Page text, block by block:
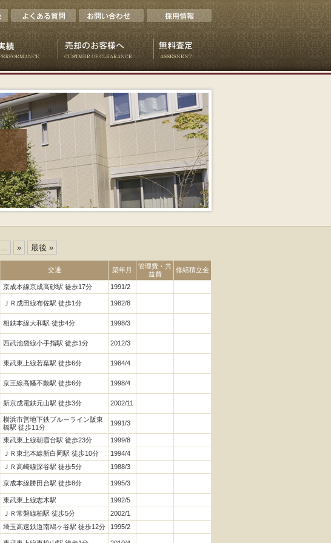
... » 最後 »
交通 築年月
管理費・共
益費
修繕積立金
京成本線京成高砂駅 徒歩17分 1991/2
ＪＲ成田線布佐駅 徒歩1分 1982/8
相鉄本線大和駅 徒歩4分 1998/3
西武池袋線小手指駅 徒歩1分 2012/3
東武東上線若葉駅 徒歩6分 1984/4
京王線高幡不動駅 徒歩6分 1998/4
新京成電鉄元山駅 徒歩3分 2002/11
横浜市営地下鉄ブルーライン阪東
橋駅 徒歩11分
1991/3
東武東上線朝霞台駅 徒歩23分 1999/8
ＪＲ東北本線新白岡駅 徒歩10分 1994/4
ＪＲ高崎線深谷駅 徒歩5分 1988/3
京成本線勝田台駅 徒歩8分 1995/3
東武東上線志木駅 1992/5
ＪＲ常磐線柏駅 徒歩5分 2002/1
埼玉高速鉄道南鳩ヶ谷駅 徒歩12分 1995/2